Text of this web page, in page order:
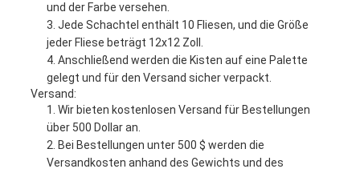
und der Farbe versehen.
Jede Schachtel enthält 10 Fliesen, und die Größe
jeder Fliese beträgt 12x12 Zoll.
Anschließend werden die Kisten auf eine Palette
gelegt und für den Versand sicher verpackt.
Versand:
Wir bieten kostenlosen Versand für Bestellungen
über 500 Dollar an.
Bei Bestellungen unter 500 $ werden die
Versandkosten anhand des Gewichts und des